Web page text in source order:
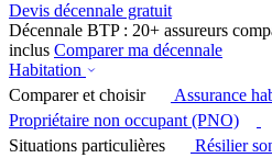
Devis décennale gratuit
Décennale BTP : 20+ assureurs
inclus Comparer ma décennale
Habitation
Comparer et choisir
Assurance
Propriétaire non occupant (PNO)
Situations particulières
Résilier